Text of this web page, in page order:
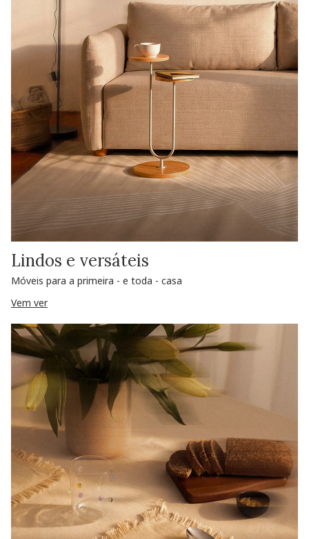
Lindos e versáteis
Móveis para a primeira - e toda - casa
Vem ver